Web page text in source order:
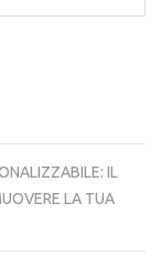
IL
LA TUA